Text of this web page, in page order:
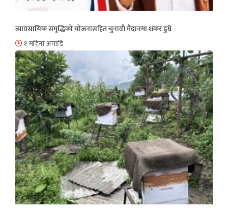
व्यावसायिक समृद्धिको योजनासहित चुनावी मैदानमा शंकर डुम्रे
१ महिना अगाडि